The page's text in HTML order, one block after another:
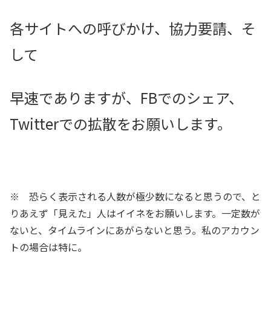
各サイトへの呼びかけ、協力要請、そ
して
早速でありますが、FBでのシェア、
Twitterでの拡散をお願いします。
※ 恐らく表示される人数が極少数になると思うので、と
りあえず「見えた」人はイイネをお願いします。一定数が
ないと、タイムラインにあがらないと思う。私のアカウン
トの場合は特に。